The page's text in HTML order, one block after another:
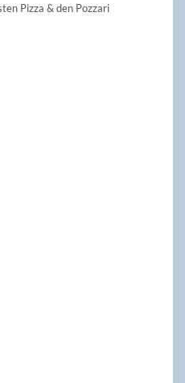
Pizza & den Pozzari